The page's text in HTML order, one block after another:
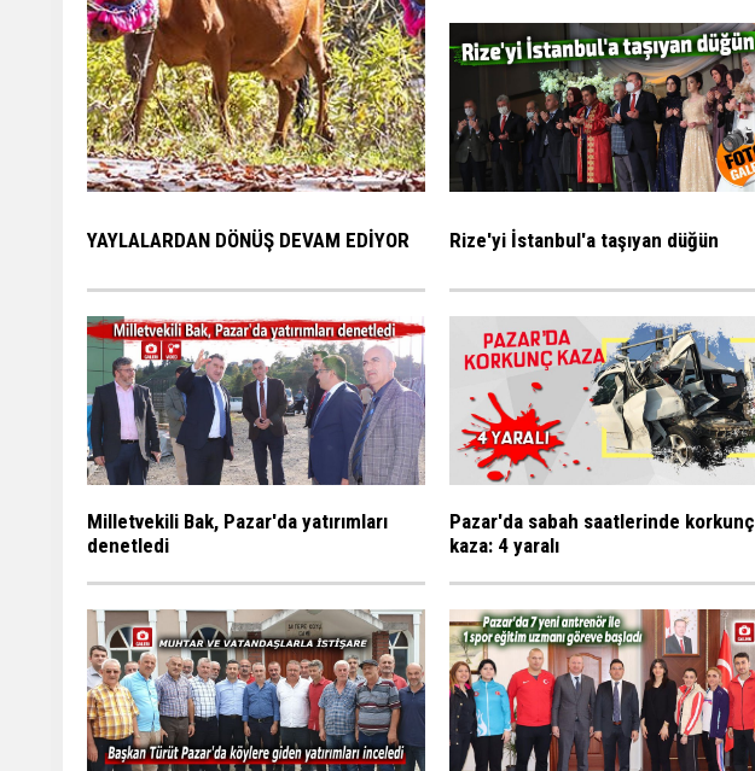
YAYLALARDAN DÖNÜŞ DEVAM EDİYOR Rize'yi İstanbul'a taşıyan düğün
Milletvekili Bak, Pazar'da yatırımları
denetledi
Pazar'da sabah saatlerinde korkunç
kaza: 4 yaralı